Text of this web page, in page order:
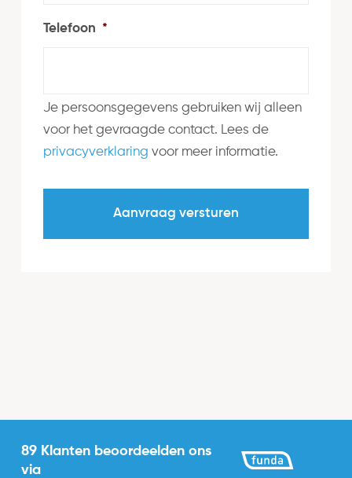
Telefoon *
Je persoonsgegevens gebruiken wij alleen
voor het gevraagde contact. Lees de
privacyverklaring voor meer informatie.
89 Klanten beoordeelden ons
via